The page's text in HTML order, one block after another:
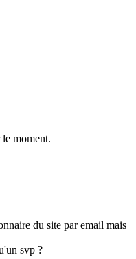
moment.
du site par email mais
svp ?